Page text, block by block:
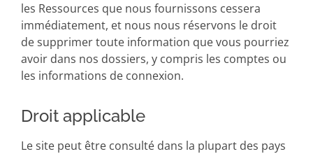
les Ressources que nous fournissons cessera
immédiatement, et nous nous réservons le droit
de supprimer toute information que vous pourriez
avoir dans nos dossiers, y compris les comptes ou
les informations de connexion.
Droit applicable
Le site peut être consulté dans la plupart des pays